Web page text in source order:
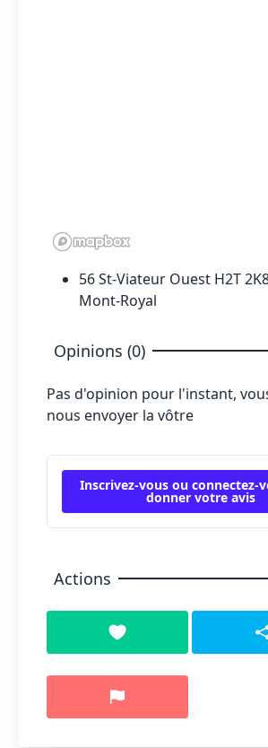
56 St-Viateur Ouest H2T
Mont-Royal
Opinions (0)
Pas d'opinion pour l'instant,
nous envoyer la vôtre
Inscrivez-vous ou connectez-
donner votre avis
Actions